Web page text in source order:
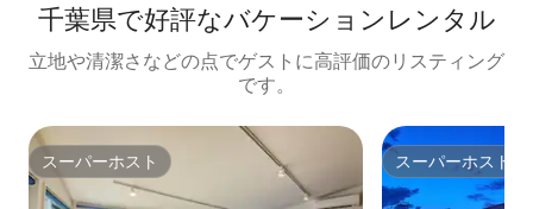
千葉県で好評なバケーションレンタル
立地や清潔さなどの点でゲストに高評価のリスティング
です。
スーパーホスト
スーパーホスト スーパーホスト
スーパーホスト